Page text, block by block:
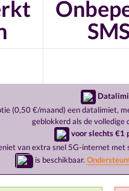
(0,50 €/maand) een datalimiet,
geblokkerd als de volledige
voor slechts €1
van extra snel 5G-internet met
is beschikbaar.